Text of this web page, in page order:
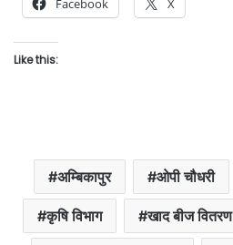
Facebook X
Like this:
अम्बिकापुर ओपी चौधरी
कृषि विभाग खाद बीज वितरण